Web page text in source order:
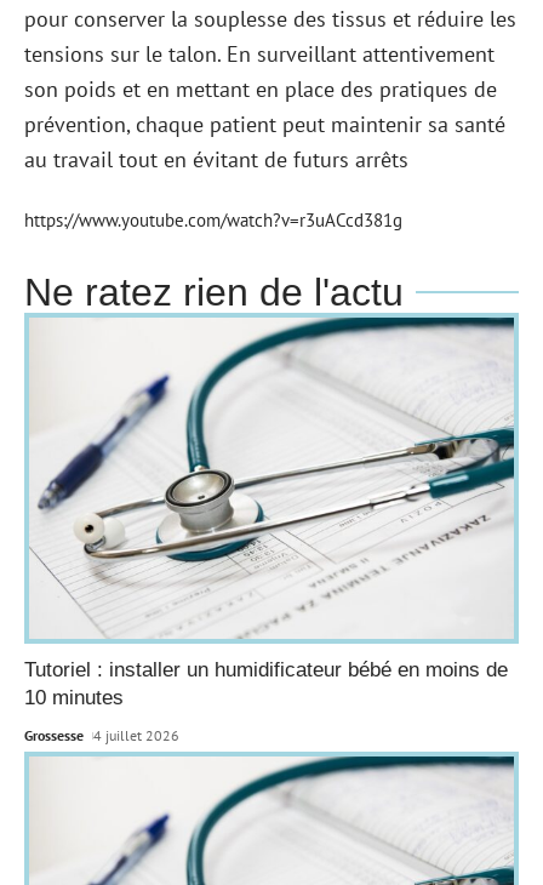
pour conserver la souplesse des tissus et réduire les
tensions sur le talon. En surveillant attentivement
son poids et en mettant en place des pratiques de
prévention, chaque patient peut maintenir sa santé
au travail tout en évitant de futurs arrêts
https://www.youtube.com/watch?v=r3uACcd381g
Ne ratez rien de l'actu
Tutoriel : installer un humidificateur bébé en moins de
10 minutes
Grossesse 4 juillet 2026